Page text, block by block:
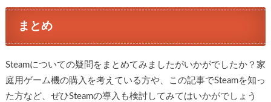
まとめ
Steamについての疑問をまとめてみましたがいかがでしたか？家
庭用ゲーム機の購入を考えている方や、この記事でSteamを知っ
た方など、ぜひSteamの導入も検討してみてはいかがでしょう